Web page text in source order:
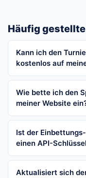
Häufig
Kann ich den
kostenlos auf
Wie bette ich den
meiner Website
Ist der
einen API-
Aktualisiert sich